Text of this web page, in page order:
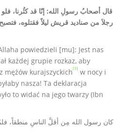
قال أصحابُ رسولِ الله: إنّا قد كثُرنا،
رجلاَ من صناديد قريش ليلاً فقتلوه، فتصبح
powiedzieli [mu]: Jest nas
każdej grupie rozkaz, aby
mężów kurajszyckich[3] w nocy i
nasza! Ta deklaracja
to widać na jego twarzy (Ibn
كان رسول الله مِن أقلَّ الناسِ منطقاً،